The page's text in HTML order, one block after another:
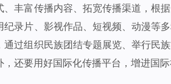
、丰富传播内容、拓宽传播渠道，根
纪录片、影视作品、短视频、动漫等
通过组织民族团结专题展览、举行民
，还要用好国际化传播平台，增进国